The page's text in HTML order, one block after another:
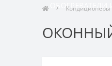
Кондиционеры
ОКОННЫЙ